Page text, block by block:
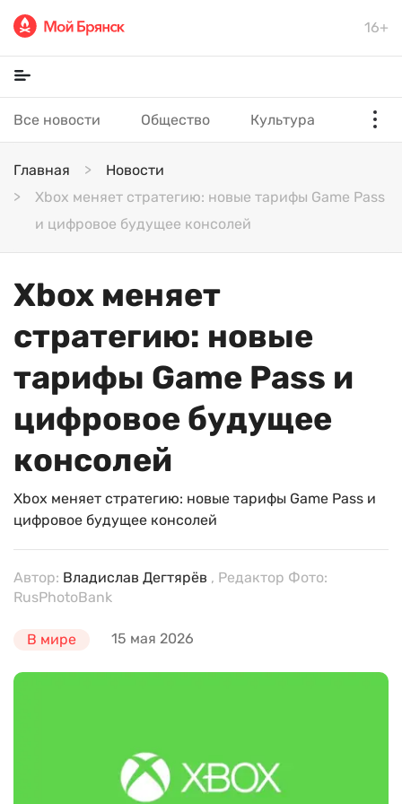
16+
Все новости Общество Культура
Главная
Новости
Xbox меняет стратегию: новые тарифы Game Pass
и цифровое будущее консолей
Xbox меняет
стратегию: новые
тарифы Game Pass и
цифровое будущее
консолей
Xbox меняет стратегию: новые тарифы Game Pass и
цифровое будущее консолей
Автор: Владислав Дегтярёв , Редактор Фото:
RusPhotoBank
В мире 15 мая 2026